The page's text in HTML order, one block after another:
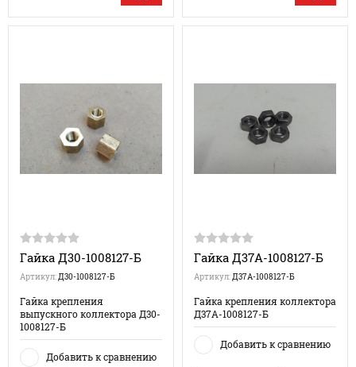
Гайка Д30-1008127-Б
Артикул:Д30-1008127-Б
Гайка крепления
выпускного коллектора Д30-
1008127-Б
Добавить к сравнению
Гайка Д37А-1008127-Б
Артикул:Д37А-1008127-Б
Гайка крепления коллектора
Д37А-1008127-Б
Добавить к сравнению